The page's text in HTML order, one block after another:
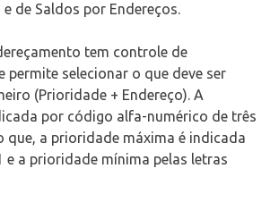
de Saldos por Endereços.
tem controle de
permite selecionar o que deve ser
(Prioridade + Endereço). A
por código alfa-numérico de três
que, a prioridade máxima é indicada
e a prioridade mínima pelas letras